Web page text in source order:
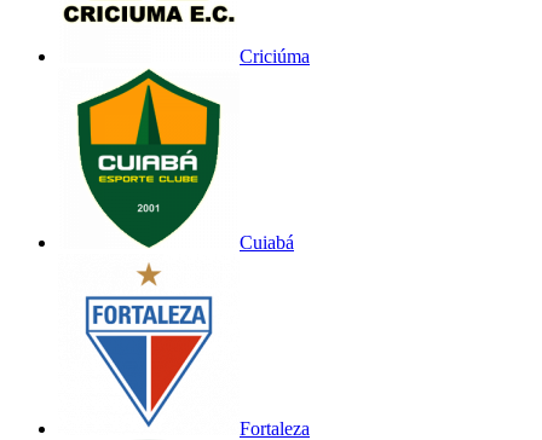
Criciúma
Cuiabá
Fortaleza